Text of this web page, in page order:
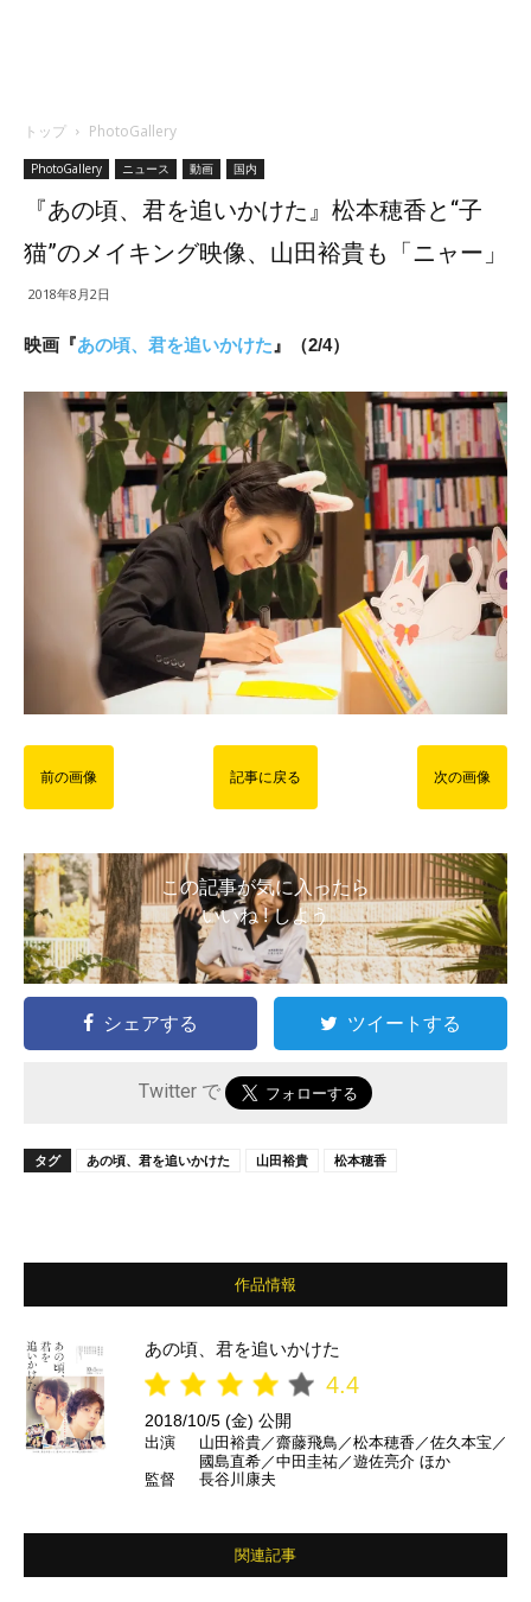
トップ PhotoGallery
PhotoGallery ニュース 動画 国内
『あの頃、君を追いかけた』松本穂香と“子
猫”のメイキング映像、山田裕貴も「ニャー」
2018年8月2日
映画『あの頃、君を追いかけた 』（2/4）
前の画像 記事に戻る 次の画像
この記事が気に入ったら
いいね ! しよう
シェアする ツイートする
Twitter で
タグ あの頃、君を追いかけた 山田裕貴 松本穂香
作品情報
あの頃、君を追いかけた
4.4
2018/10/5 (金) 公開
出演
山田裕貴／齋藤飛鳥／松本穂香／佐久本宝／
國島直希／中田圭祐／遊佐亮介 ほか
監督
長谷川康夫
関連記事